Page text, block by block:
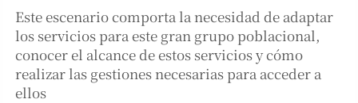
Este escenario comporta la necesidad de adaptar
los servicios para este gran grupo poblacional,
conocer el alcance de estos servicios y cómo
realizar las gestiones necesarias para acceder a
ellos